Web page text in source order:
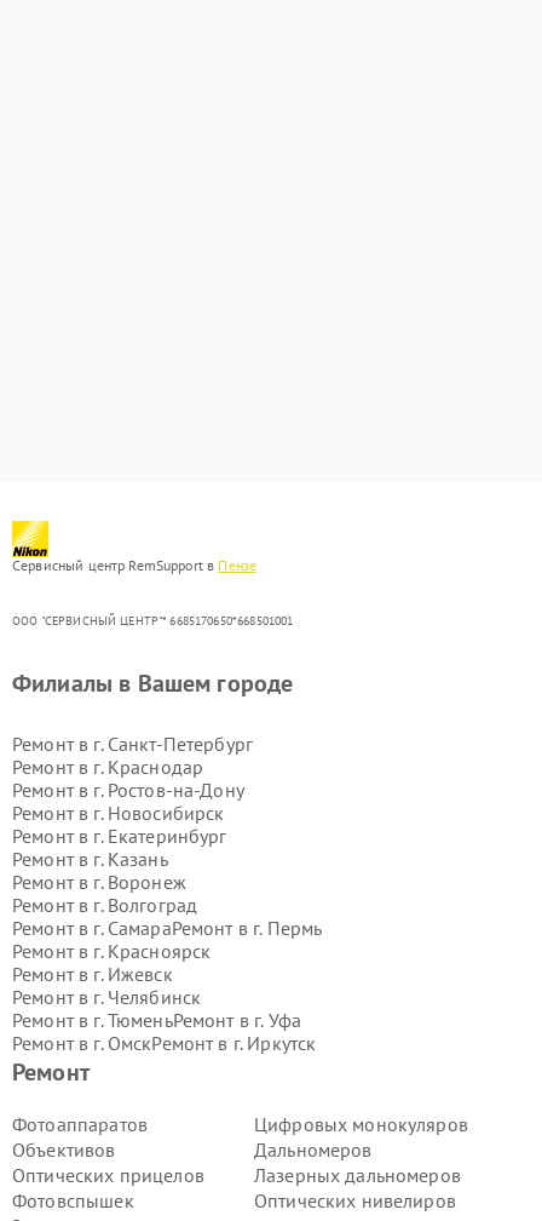
Сервисный центр RemSupport в Пензе
ООО "СЕРВИСНЫЙ ЦЕНТР"* 6685170650*668501001
Ремонт
Фотоаппаратов
Объективов
Оптических прицелов
Фотовспышек
Цифровых монокуляров
Дальномеров
Лазерных дальномеров
Оптических нивелиров
Филиалы в Вашем городе
Ремонт в г. Санкт-Петербург
Ремонт в г. Краснодар
Ремонт в г. Ростов-на-Дону
Ремонт в г. Новосибирск
Ремонт в г. Екатеринбург
Ремонт в г. Казань
Ремонт в г. Воронеж
Ремонт в г. Волгоград
Ремонт в г. СамараРемонт в г. Пермь
Ремонт в г. Красноярск
Ремонт в г. Ижевск
Ремонт в г. Челябинск
Ремонт в г.ТюменьРемонт в г. Уфа
Ремонт в г. ОмскРемонт в г. Иркутск
Ремонт в г.
Ремонт в г.
Ремонт в г.Тольятти
Ремонт в г.Хабаровск
Ремонт в г.Томск
Ремонт в г.Ульяновск